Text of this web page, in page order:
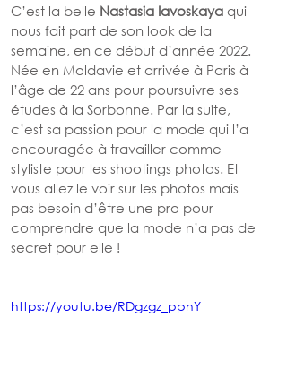
C’est la belle Nastasia Iavoskaya qui
nous fait part de son look de la
semaine, en ce début d’année 2022.
Née en Moldavie et arrivée à Paris à
l’âge de 22 ans pour poursuivre ses
études à la Sorbonne. Par la suite,
c’est sa passion pour la mode qui l’a
encouragée à travailler comme
styliste pour les shootings photos. Et
vous allez le voir sur les photos mais
pas besoin d’être une pro pour
comprendre que la mode n’a pas de
secret pour elle !
https://youtu.be/RDgzgz_ppnY